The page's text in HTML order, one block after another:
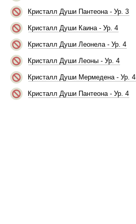
Кристалл Души Пантеона - Ур. 3
Кристалл Души Каина - Ур. 4
Кристалл Души Леонела - Ур. 4
Кристалл Души Леоны - Ур. 4
Кристалл Души Мермедена - Ур. 4
Кристалл Души Пантеона - Ур. 4